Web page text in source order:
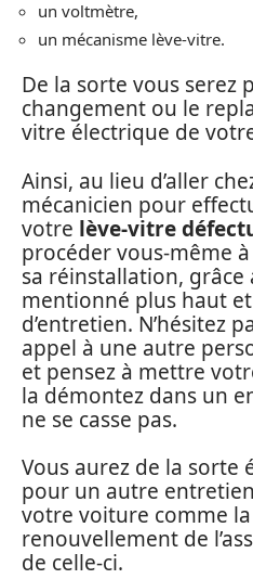
un voltmètre,
un mécanisme lève-vitre.
De la sorte vous serez
changement ou le
vitre électrique de
Ainsi, au lieu d’aller
mécanicien pour
votre lève-vitre
procéder vous-même
sa réinstallation, grâce
mentionné plus haut
d’entretien. N’hésitez
appel à une autre
et pensez à mettre
la démontez dans un
ne se casse pas.
Vous aurez de la sorte
pour un autre
votre voiture comme
renouvellement de
de celle-ci.